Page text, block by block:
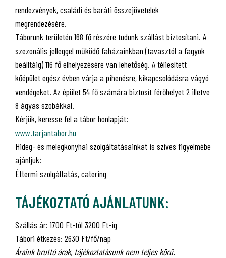
rendezvények, családi és baráti összejövetelek
megrendezésére.
Táborunk területén 168 fő részére tudunk szállást biztosítani. A
szezonális jelleggel működő faházainkban (tavasztól a fagyok
beálltáig) 116 fő elhelyezésére van lehetőség. A téliesített
kőépület egész évben várja a pihenésre, kikapcsolódásra vágyó
vendégeket. Az épület 54 fő számára biztosít férőhelyet 2 illetve
8 ágyas szobákkal.
Kérjük, keresse fel a tábor honlapját:
www.tarjantabor.hu
Hideg- és melegkonyhai szolgáltatásainkat is szíves figyelmébe
ajánljuk:
Éttermi szolgáltatás, catering
TÁJÉKOZTATÓ AJÁNLATUNK:
Szállás ár: 1700 Ft-tól 3200 Ft-ig
Tábori étkezés: 2630 Ft/fő/nap
Áraink bruttó árak, tájékoztatásunk nem teljes körű.